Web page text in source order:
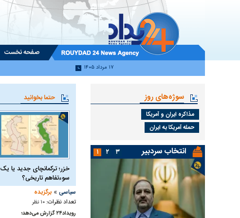
صفحه نخست
۱۷ مرداد ۱۴۰۵
حتما بخوانید
خزر؛ ترکمانچای جدید یا یک
سوءتفاهم تاریخی؟
سیاسی » برگزیده
تعداد نظرات: ۱۰ نظر
رویداد۲۴ گزارش می‌دهد؛
سوژه‌های روز
مذاکره ایران و آمریکا
حمله آمریکا به ایران
انتخاب سردبیر ۱ ۲ ۳